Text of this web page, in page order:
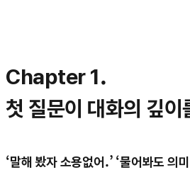
Chapter 1.
첫 질문이 대화의 깊이
‘말해 봤자 소용없어.’ ‘물어봐도 의